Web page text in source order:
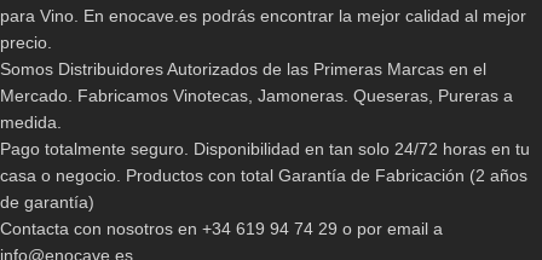
para Vino. En enocave.es podrás encontrar la mejor calidad al mejor
precio.
Somos Distribuidores Autorizados de las Primeras Marcas en el
Mercado. Fabricamos Vinotecas, Jamoneras. Queseras, Pureras a
medida.
Pago totalmente seguro. Disponibilidad en tan solo 24/72 horas en tu
casa o negocio. Productos con total Garantía de Fabricación (2 años
de garantía)
Contacta con nosotros en +34 619 94 74 29 o por email a
info@enocave.es